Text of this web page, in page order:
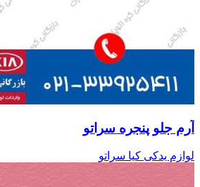
آرم جلو پنجره سراتو
لوازم یدکی کیا سراتو